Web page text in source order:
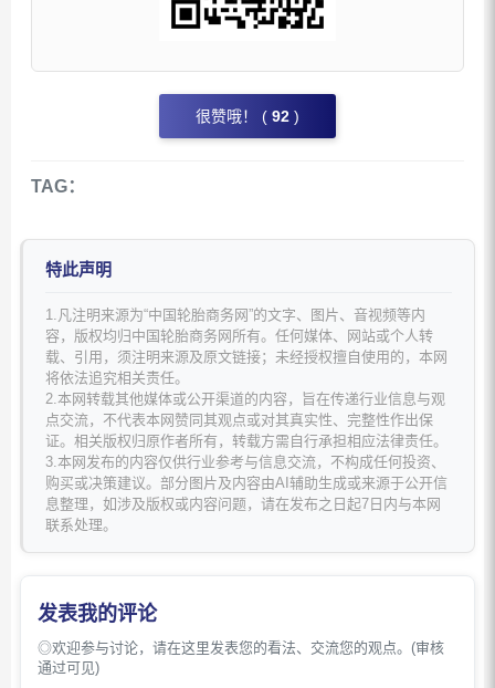
很赞哦！ ( 92 )
TAG：
特此声明
1.凡注明来源为“中国轮胎商务网”的文字、图片、音视频等内
容，版权均归中国轮胎商务网所有。任何媒体、网站或个人转
载、引用，须注明来源及原文链接；未经授权擅自使用的，本网
将依法追究相关责任。
2.本网转载其他媒体或公开渠道的内容，旨在传递行业信息与观
点交流，不代表本网赞同其观点或对其真实性、完整性作出保
证。相关版权归原作者所有，转载方需自行承担相应法律责任。
3.本网发布的内容仅供行业参考与信息交流，不构成任何投资、
购买或决策建议。部分图片及内容由AI辅助生成或来源于公开信
息整理，如涉及版权或内容问题，请在发布之日起7日内与本网
联系处理。
发表我的评论
◎欢迎参与讨论，请在这里发表您的看法、交流您的观点。(审核
通过可见)